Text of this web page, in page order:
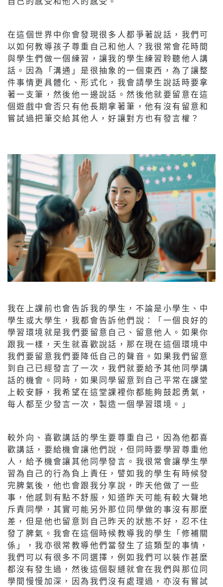
在這個世界中你會發現很多人都爭著說話，我們可
以如何教導孩子尊重自己和他人？我很常會花時間
與學生們做一個練習，讓我的學生練習聆聽他人講
話。因為「溝通」是很抽象的一個東西，為了讓整
件事情更具體化、形式化，我會請學生說話時要拿
著一支筆，然後他一邊說話。然後他就要留意在這
個遊戲中會否只有他長期拿著筆，他有沒有留意和
嘗試過把筆交給其他人，好讓對方也有發言權？
我在上課前也會告訴我的學生，不論是小學生、中
學生或大學生，我都會告訴他們說：「一個良好的
學習環境就是我們要留意自己、留意他人。如果你
跟我一樣，天生就喜歡說話，那在現在這個環境中
我們要留意我們要降低自己的聲音。如果我們留意
到自己已經發言了一次，我們就要給予其他同學講
話的機會。同時，如果同學留意到自己平常在課堂
上較安靜，我希望在這堂課裡你都能夠鼓起勇氣，
每人都至少發言一次，製造一個學習環境。」
較外向、喜歡講話的學生要尊重自己，因為他都喜
歡講話，要給機會讓他們說，但同時要學習尊重他
人，給予機會讓其他同學發言。我很常會讓學生學
習為自己的行為負上責任，譬如我的學生有時候發
完脾氣後，他也會跟我分享說，昨天他做了一些
事，他感到有點不舒服，知道昨天可能有較大聲地
斥責同學，其實可能另外那位同學做的事沒有那麼
差，但是他也留意到自己昨天的狀態不好，忍不住
發了脾氣。我會在這個時候教導我的學生「修補關
係」，我亦很常教導他們當發生了這類型的事情，
我們可以有很多不同選擇，例如我們可以裝作甚麼
都沒有發生過，然後這個裂縫就會在我們與那位同
學間慢慢加深，因為我們沒有處理過，亦沒有嘗試